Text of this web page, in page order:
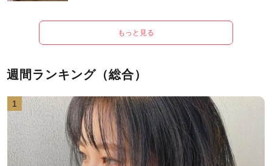
もっと見る
週間ランキング（総合）
1